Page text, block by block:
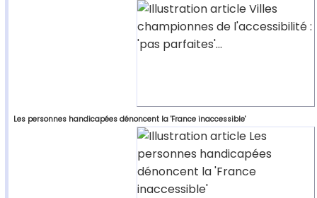
Les personnes handicapées dénoncent la 'France inaccessible'